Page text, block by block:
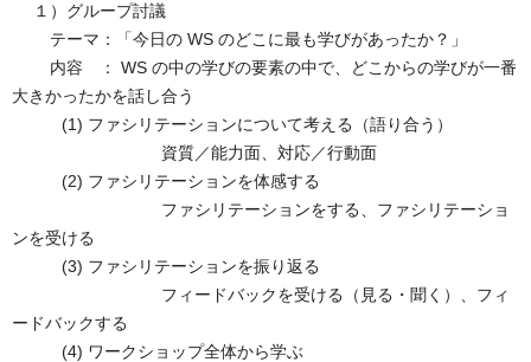
１）グループ討議
テーマ：「今日の WS のどこに最も学びがあったか？」
内容 ： WS の中の学びの要素の中で、どこからの学びが一番
大きかったかを話し合う
(1) ファシリテーションについて考える（語り合う）
資質／能力面、対応／行動面
(2) ファシリテーションを体感する
ファシリテーションをする、ファシリテーショ
ンを受ける
(3) ファシリテーションを振り返る
フィードバックを受ける（見る・聞く）、フィ
ードバックする
(4) ワークショップ全体から学ぶ